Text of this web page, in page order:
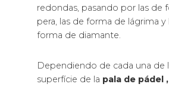
redondas, pasando por las de
pera, las de forma de lágrima
forma de diamante.
Dependiendo de cada una de
superfície de la pala de pádel